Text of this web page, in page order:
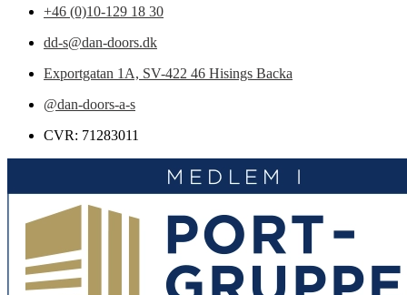
+46 (0)10-129 18 30
dd-s@dan-doors.dk
Exportgatan 1A, SV-422 46 Hisings Backa
@dan-doors-a-s
CVR: 71283011